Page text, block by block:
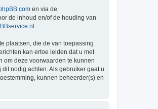
en via de
de inhoud en/of de houding van
.
plaatsen, die de van toepassing
kan ertoe leiden dat u met
om deze voorwaarden te kunnen
nodig achten. Als gebruiker gaat u
kunnen beheerder(s) en